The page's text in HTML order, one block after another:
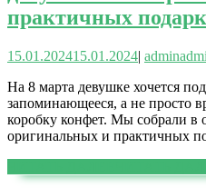
практичных
15.01.202415.01.2024| admin
На 8 марта девушке хочется
запоминающееся, а не просто
коробку конфет. Мы собрали в
оригинальных и практичных